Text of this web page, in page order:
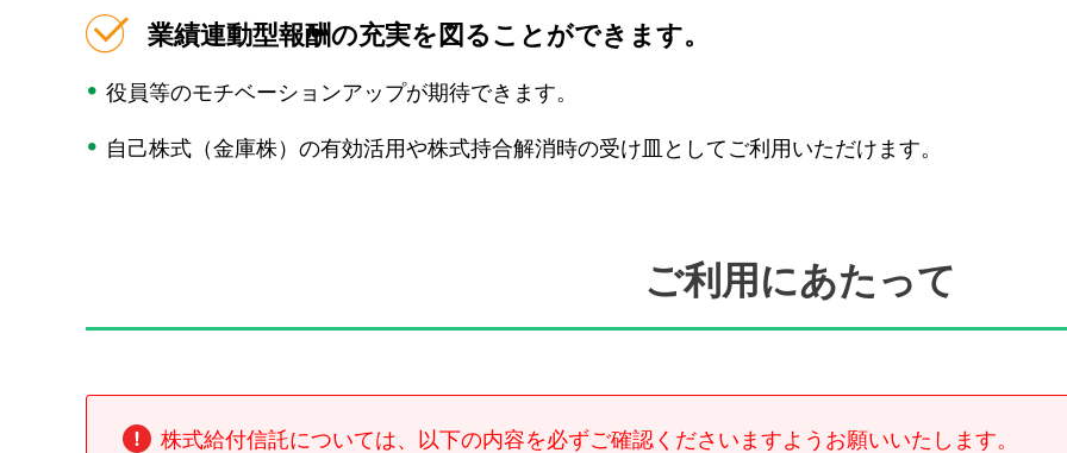
業績連動型報酬の充実を図ることができます。
役員等のモチベーションアップが期待できます。
自己株式（金庫株）の有効活用や株式持合解消時の受け皿としてご利用いただけます。
ご利用にあたって
株式給付信託については、以下の内容を必ずご確認くださいますようお願いいたします。